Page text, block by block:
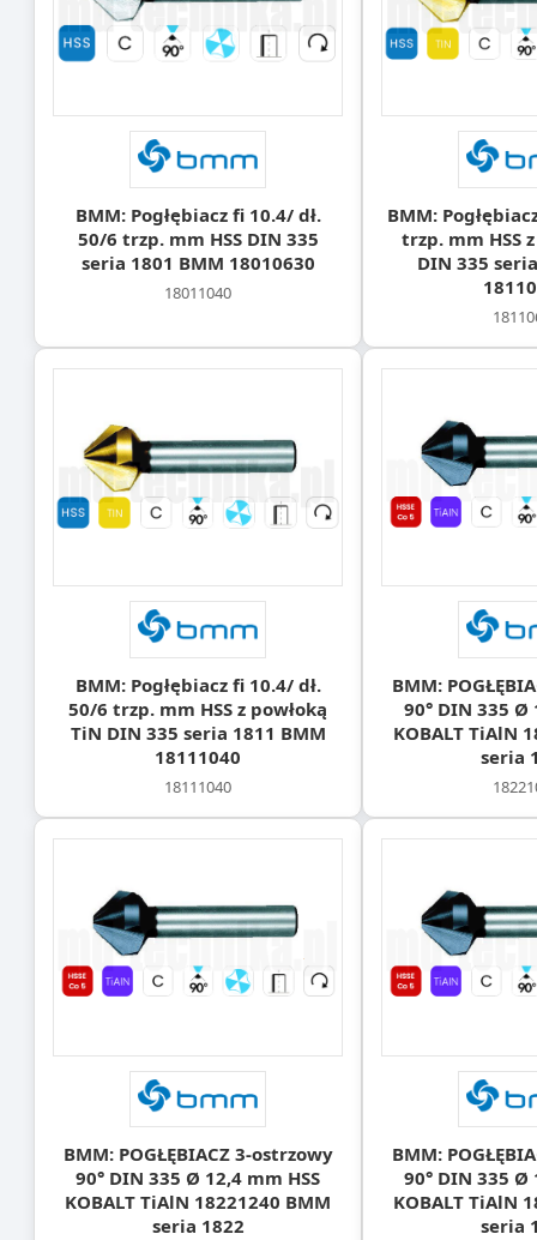
BMM: Pogłębiacz fi 10.4/ dł.
50/6 trzp. mm HSS DIN 335
seria 1801 BMM 18010630
18011040
BMM:
trzp. mm HSS
DIN 335
BMM: Pogłębiacz fi 10.4/ dł.
50/6 trzp. mm HSS z powłoką
TiN DIN 335 seria 1811 BMM
18111040
18111040
BMM:
90° DIN 335 Ø
KOBALT TiAlN
seria
BMM: POGŁĘBIACZ 3-ostrzowy
90° DIN 335 Ø 12,4 mm HSS
KOBALT TiAlN 18221240 BMM
seria 1822
BMM:
90° DIN 335 Ø
KOBALT TiAlN
seria